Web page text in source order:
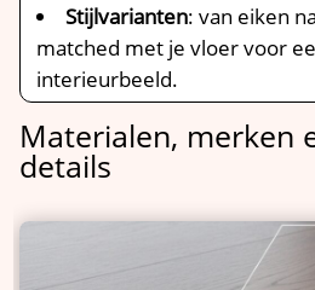
Stijlvarianten: van eiken
matched met je vloer voor
interieurbeeld.​
Materialen, merken
details